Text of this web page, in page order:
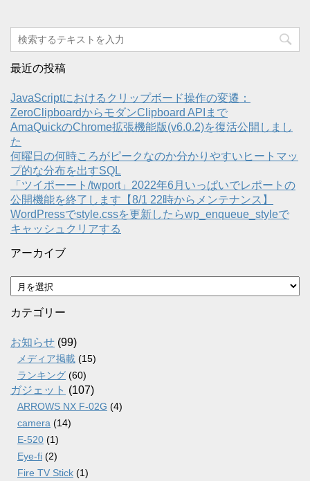
最近の投稿
JavaScriptにおけるクリップボード操作の変遷：
ZeroClipboardからモダンClipboard APIまで
AmaQuickのChrome拡張機能版(v6.0.2)を復活公開しまし
た
何曜日の何時ころがピークなのか分かりやすいヒートマッ
プ的な分布を出すSQL
「ツイポーート/twport」2022年6月いっぱいでレポートの
公開機能を終了します【8/1 22時からメンテナンス】
WordPressでstyle.cssを更新したらwp_enqueue_styleで
キャッシュクリアする
アーカイブ
ア
ー
カ
ブ
カテゴリー
お知らせ (99)
メディア掲載 (15)
ランキング (60)
ガジェット (107)
ARROWS NX F-02G (4)
camera (14)
E-520 (1)
Eye-fi (2)
Fire TV Stick (1)